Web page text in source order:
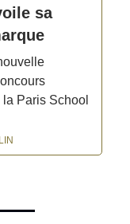
sa
Paris School